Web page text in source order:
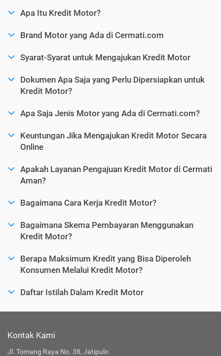
Apa Itu Kredit Motor?
Brand Motor yang Ada di Cermati.com
Syarat-Syarat untuk Mengajukan Kredit Motor
Dokumen Apa Saja yang Perlu Dipersiapkan untuk
Kredit Motor?
Apa Saja Jenis Motor yang Ada di Cermati.com?
Keuntungan Jika Mengajukan Kredit Motor Secara
Online
Apakah Layanan Pengajuan Kredit Motor di Cermati
Aman?
Bagaimana Cara Kerja Kredit Motor?
Bagaimana Skema Pembayaran Menggunakan
Kredit Motor?
Berapa Maksimum Kredit yang Bisa Diperoleh
Konsumen Melalui Kredit Motor?
Daftar Istilah Dalam Kredit Motor
Kontak Kami
Jl. Tomang Raya No. 38, Jatipulo